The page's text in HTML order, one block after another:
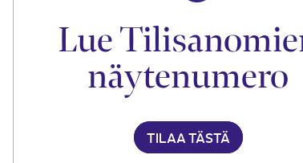
Lue
näytenumero
TILAA TÄSTÄ